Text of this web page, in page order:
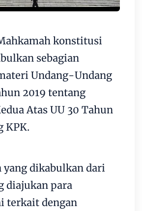
konstitusi
sebagian
Undang-Undang
2019 tentang
Atas UU 30 Tahun
KPK.
yang dikabulkan dari
diajukan para
terkait dengan